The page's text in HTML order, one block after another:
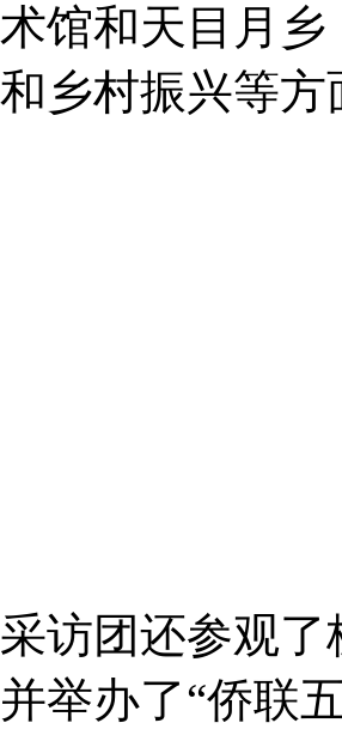
术馆和天目月
和乡村振兴等
采访团还参观
并举办了“侨联